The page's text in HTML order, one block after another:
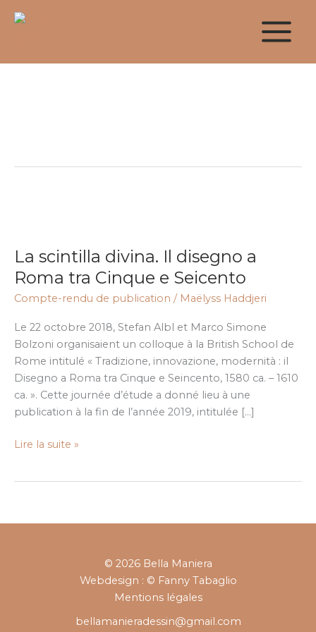
La scintilla divina. Il disegno a
Roma tra Cinque e Seicento
Compte-rendu de publication / Maëlyss Haddjeri
Le 22 octobre 2018, Stefan Albl et Marco Simone
Bolzoni organisaient un colloque à la British School de
Rome intitulé « Tradizione, innovazione, modernità : il
Disegno a Roma tra Cinque e Seincento, 1580 ca. – 1610
ca. ». Cette journée d’étude a donné lieu à une
publication à la fin de l’année 2019, intitulée […]
divina.
Il
a
Roma
tra
Cinque
e
Seicento
Lire la suite »
© 2026 Bella Maniera
Webdesign : © Fanny Tabaglio
Mentions légales
bellamanieradessin@gmail.com